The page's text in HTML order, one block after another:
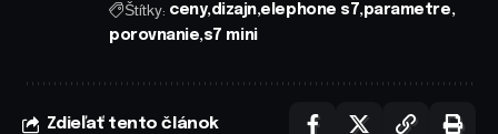
Štítky: ceny dizajn elephone s7 parametre
porovnanie s7 mini
Zdieľať tento článok